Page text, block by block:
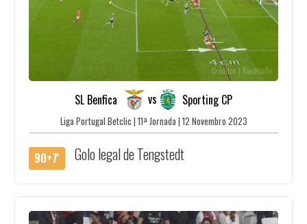
Créditos | BenficaTv
SL Benfica vs Sporting CP
Liga Portugal Betclic | 11ª Jornada | 12 Novembro 2023
90+7' Golo legal de Tengstedt